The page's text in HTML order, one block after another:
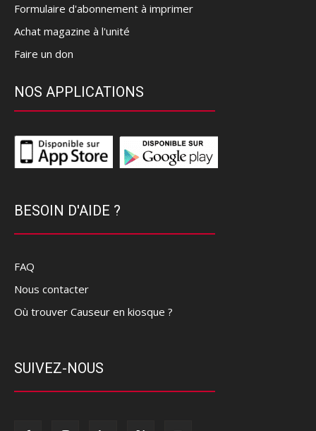
Formulaire d'abonnement à imprimer
Achat magazine à l'unité
Faire un don
NOS APPLICATIONS
BESOIN D'AIDE ?
FAQ
Nous contacter
Où trouver Causeur en kiosque ?
SUIVEZ-NOUS